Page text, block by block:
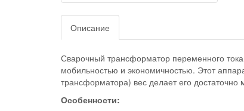
Описание
Сварочный трансформатор переменного тока
мобильностью и экономичностью. Этот
трансформатора) вес делает его
Особенности: